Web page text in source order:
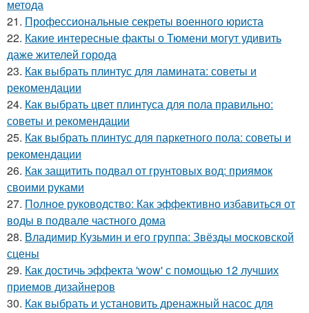
метода
21. Профессиональные секреты военного юриста
22. Какие интересные факты о Тюмени могут удивить
даже жителей города
23. Как выбрать плинтус для ламината: советы и
рекомендации
24. Как выбрать цвет плинтуса для пола правильно:
советы и рекомендации
25. Как выбрать плинтус для паркетного пола: советы и
рекомендации
26. Как защитить подвал от грунтовых вод: приямок
своими руками
27. Полное руководство: Как эффективно избавиться от
воды в подвале частного дома
28. Владимир Кузьмин и его группа: Звёзды московской
сцены
29. Как достичь эффекта 'wow' с помощью 12 лучших
приемов дизайнеров
30. Как выбрать и установить дренажный насос для